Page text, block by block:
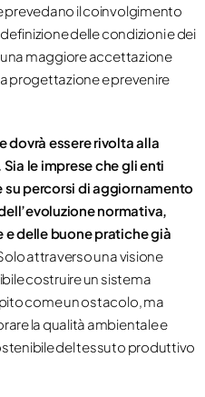
prevedano il coinvolgimento
delle condizioni e dei
maggiore accettazione
progettazione e prevenire
dovrà essere rivolta alla
le imprese che gli enti
percorsi di aggiornamento
normativa,
delle buone pratiche già
Solo attraverso una visione
costruire un sistema
come un ostacolo, ma
la qualità ambientale e
del tessuto produttivo